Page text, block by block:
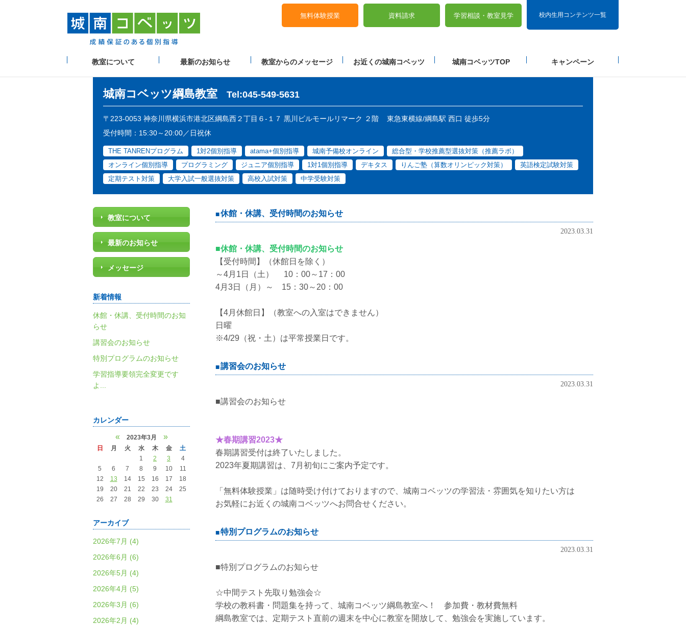
校内生用コンテンツ一覧
無料体験授業 資料請求 学習相談・ 教室見学
教室について 最新のお知らせ 教室からのメッセージ お近くの城南コベッツ 城南コベッツTOP キャンペーン
城南コベッツ綱島教室 Tel:045-549-5631
〒223-0053 神奈川県横浜市港北区綱島西２丁目６-１７ 黒川ビルモールリマーク ２階
東急東横線/綱島駅 西口 徒歩5分
受付時間：15:30～20:00／日祝休
THE TANRENプログラム 1対2個別指導 atama+個別指導 城南予備校オンライン
総合型・学校推薦型選抜対策（推薦ラボ）
オンライン個別指導
プログラミング ジュニア個別指導 1対1個別指導 デキタス りんご塾（算数オリンピック対策）
英語検定試験対策
定期テスト対策
大学入試一般選抜対策 高校入試対策 中学受験対策
休館・休講、受付時間のお知らせ
2023.03.31
■休館・休講、受付時間のお知らせ
【受付時間】（休館日を除く）
～4月1日（土） 10：00～17：00
4月3日（月）～ 15：30～20：00
【4月休館日】（教室への入室はできません）
日曜
※4/29（祝・土）は平常授業日です。
講習会のお知らせ
2023.03.31
■講習会のお知らせ
★春期講習2023★
春期講習受付は終了いたしました。
2023年夏期講習は、7月初旬にご案内予定です。
「無料体験授業」は随時受け付けておりますので、城南コベッツの学習法・雰囲気を知りたい方は
お気軽にお近くの城南コベッツへお問合せください。
特別プログラムのお知らせ
2023.03.31
■特別プログラムのお知らせ
☆中間テスト先取り勉強会☆
学校の教科書・問題集を持って、城南コベッツ綱島教室へ！ 参加費・教材費無料
綱島教室では、定期テスト直前の週末を中心に教室を開放して、勉強会を実施しています。
教室について
最新のお知らせ
メッセージ
新着情報
休館・休講、受付時間のお知
らせ
講習会のお知らせ
特別プログラムのお知らせ
学習指導要領完全変更です
よ...
カレンダー
« 2023年3月 »
日 月 火 水 木 金
土
1
2 3
4
5
6 7 8 9 10
11
12
13 14 15 16 17
18
19
20 21 22 23 24
25
26
27 28 29 30 31
アーカイブ
2026年7月 (4)
2026年6月 (6)
2026年5月 (4)
2026年4月 (5)
2026年3月 (6)
2026年2月 (4)